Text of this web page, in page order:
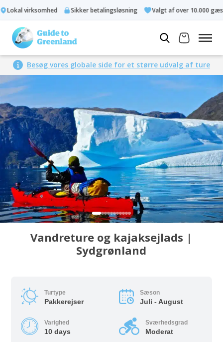
virksomhed Sikker betalingsløsning Valgt af over 10.000
Besøg vores globale side for et større udvalg af ture
Vandreture og kajaksejlads |
Sydgrønland
Turtype
Pakkerejser
Sæson
Juli - August
Varighed
10 days
Sværhedsgrad
Moderat